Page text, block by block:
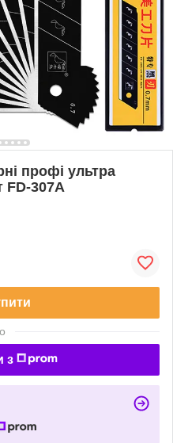
профі ультра
FD-307A
з